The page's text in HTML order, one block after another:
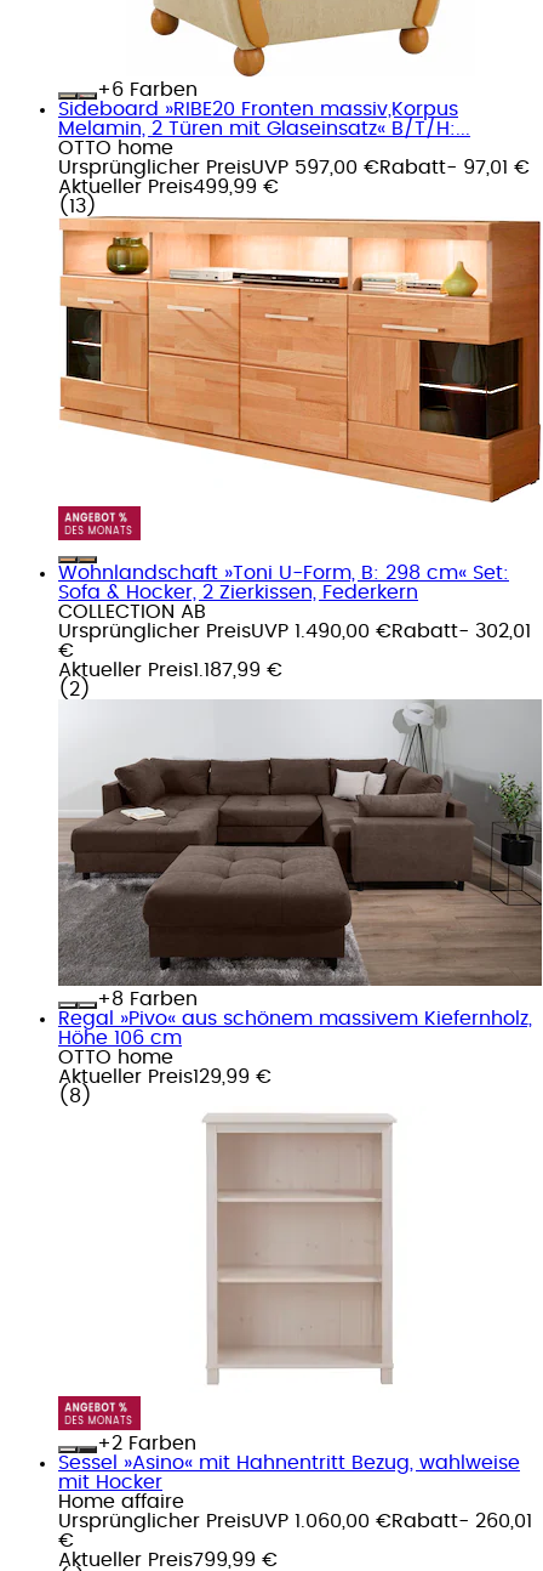
+
Farben
Sideboard »RIBE20 Fronten massiv,Korpus
Melamin, 2 Türen mit Glaseinsatz« B/T/H:...
OTTO home
Ursprünglicher PreisUVP 597,00 €Rabatt- 97,01 €
Aktueller Preis499,99 €
( 13 )
Wohnlandschaft »Toni U-Form, B: 298 cm« Set:
Sofa & Hocker, 2 Zierkissen, Federkern
COLLECTION AB
Ursprünglicher PreisUVP 1.490,00 €Rabatt- 302,01
€
Aktueller Preis1.187,99 €
( 2 )
+
Farben
Regal »Pivo« aus schönem massivem Kiefernholz,
Höhe 106 cm
OTTO home
Aktueller Preis129,99 €
( 8 )
+
Farben
Sessel »Asino« mit Hahnentritt Bezug, wahlweise
mit Hocker
Home affaire
Ursprünglicher PreisUVP 1.060,00 €Rabatt- 260,01
€
Aktueller Preis799,99 €